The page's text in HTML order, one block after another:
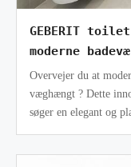
GEBERIT
moderne
Overvejer du at
væghængt ? Dette innovative toilet-design er perfekt til dem, der
søger en elegant og